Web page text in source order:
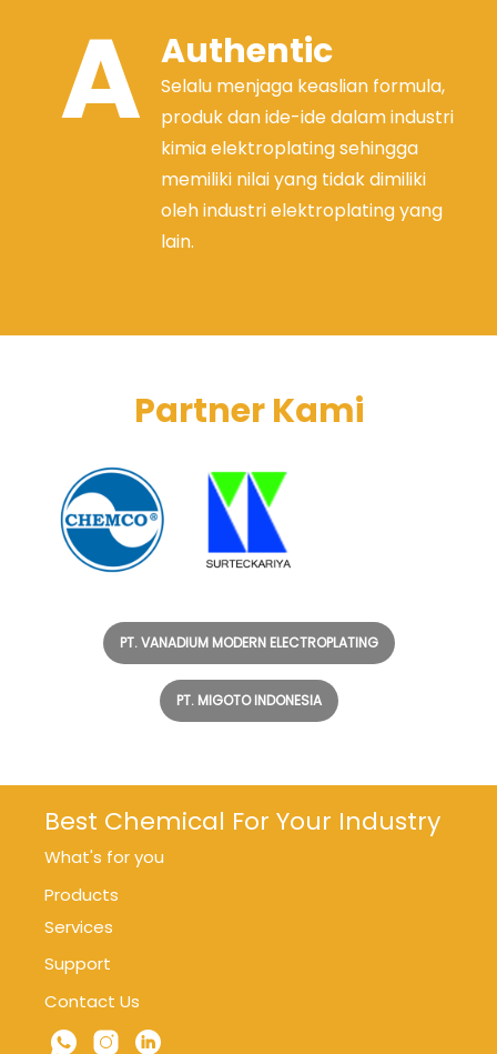
A Authentic
Selalu menjaga keaslian formula,
produk dan ide-ide dalam industri
kimia elektroplating sehingga
memiliki nilai yang tidak dimiliki
oleh industri elektroplating yang
lain.
Partner Kami
PT. VANADIUM MODERN ELECTROPLATING
PT. MIGOTO INDONESIA
Best Chemical For Your Industry
What's for you
Products
Services
Support
Contact Us